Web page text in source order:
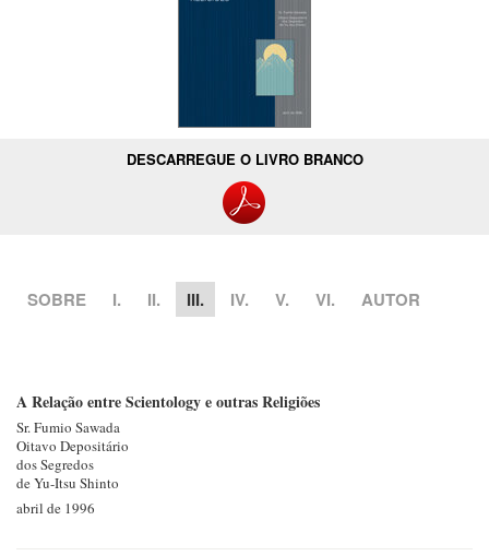
DESCARREGUE O LIVRO BRANCO
SOBRE I. II. III. IV. V. VI. AUTOR
A Relação entre Scientology e outras Religiões
Sr. Fumio Sawada
Oitavo Depositário
dos Segredos
de Yu-Itsu Shinto
abril de 1996